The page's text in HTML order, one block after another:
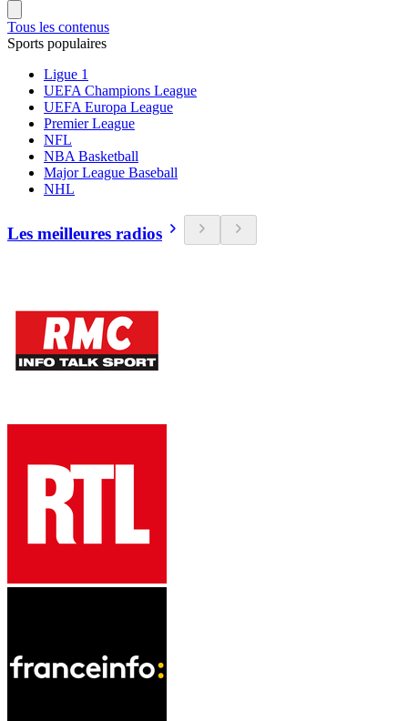
Tous les contenus
Sports populaires
Ligue 1
UEFA Champions League
UEFA Europa League
Premier League
NFL
NBA Basketball
Major League Baseball
NHL
Les meilleures radios